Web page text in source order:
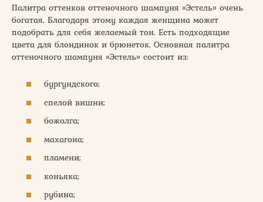
Палитра оттенков оттеночного шампуня «Эстель» очень
богатая. Благодаря этому каждая женщина может
подобрать для себя желаемый тон. Есть подходящие
цвета для блондинок и брюнеток. Основная палитра
оттеночного шампуня «Эстель» состоит из:
бургундского;
спелой вишни;
божолга;
махагона;
пламени;
коньяка;
рубина;